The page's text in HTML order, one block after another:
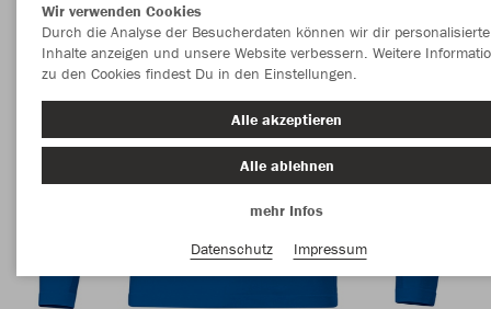
Wir verwenden Cookies
Durch die Analyse der Besucherdaten können wir dir personalisierte
Inhalte anzeigen und unsere Website verbessern. Weitere
zu den Cookies findest Du in den Einstellungen.
Alle akzeptieren
Alle ablehnen
mehr Infos
Datenschutz
Impressum